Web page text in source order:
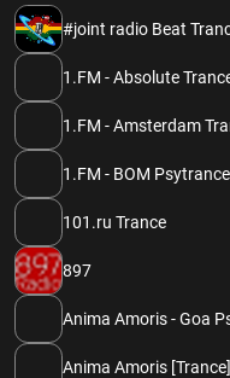
Избранное
О нас
Добавить
Контакты
#joint radio Beat
1.FM - Absolute
1.FM - Amsterdam
1.FM - BOM
101.ru Trance
897
Anima Amoris - Goa
Anima Amoris [Trance]